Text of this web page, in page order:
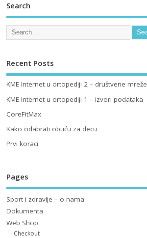
Search
Recent Posts
KME Internet u ortopediji 2 – društvene mreže
KME Internet u ortopediji 1 – izvori podataka
CoreFitMax
Kako odabrati obuću za decu
Prvi koraci
Pages
Sport i zdravlje – o nama
Dokumenta
Web Shop
Checkout